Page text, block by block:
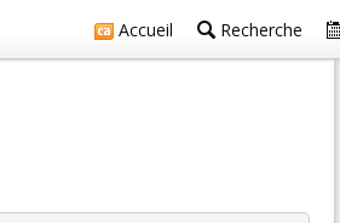
Accueil Recherche